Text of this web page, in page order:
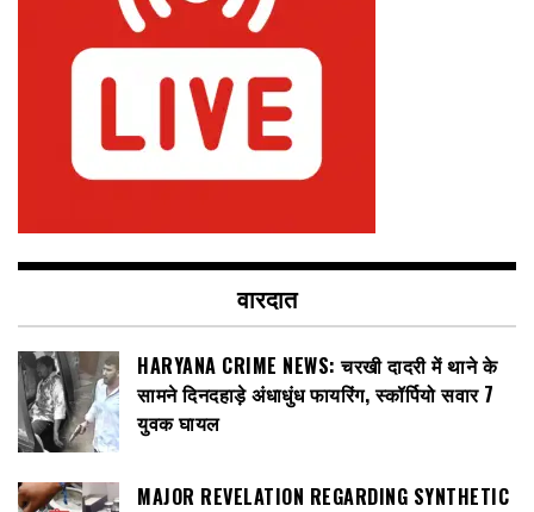
वारदात
HARYANA CRIME NEWS: चरखी दादरी में थाने के
सामने दिनदहाड़े अंधाधुंध फायरिंग, स्कॉर्पियो सवार 7
युवक घायल
MAJOR REVELATION REGARDING SYNTHETIC